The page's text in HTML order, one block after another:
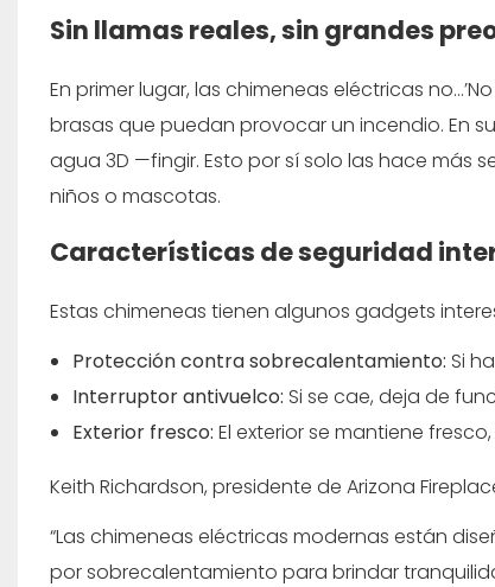
Sin llamas reales, sin grandes
En primer lugar, las chimeneas eléctricas
brasas que puedan provocar un incendio. En
agua 3D —fingir. Esto por sí solo las hace más
niños o mascotas.
Características de seguridad
Estas chimeneas tienen algunos gadgets
Protección contra sobrecalentamiento: Si
Interruptor antivuelco: Si se cae, deja de
Exterior fresco:El exterior se mantiene
Keith Richardson, presidente de Arizona
“Las chimeneas eléctricas modernas están
por sobrecalentamiento para brindar